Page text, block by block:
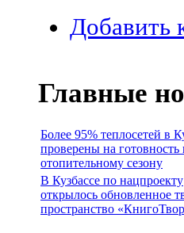
Добавить
Главные
Более 95% теплосетей в
проверены на готовность
отопительному сезону
В Кузбассе по нацпроекту
открылось обновленное
пространство